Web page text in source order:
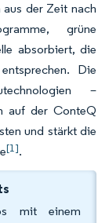
der Zeit nach
grüne
absorbiert, die
Die
–
auf der ConteQ
und stärkt die
[1].
mit einem